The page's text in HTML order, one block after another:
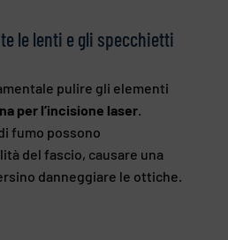
le lenti e gli specchietti
pulire gli elementi
per l’incisione laser.
fumo possono
del fascio, causare una
danneggiare le ottiche.